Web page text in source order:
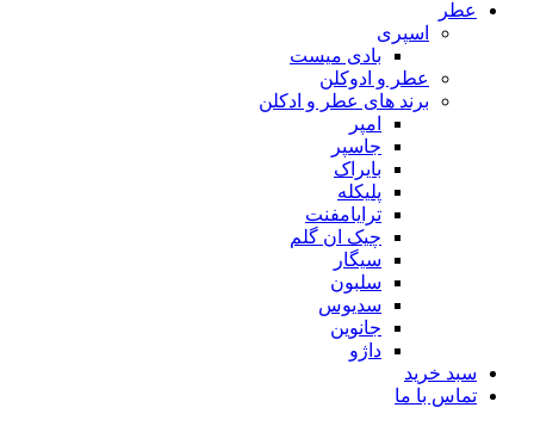
اسپری
بادی میست
عطر و ادوکلن
برند های عطر و ادکلن
ترایامفنت
چیک ان گلم
سدیوس
خرید
با ما